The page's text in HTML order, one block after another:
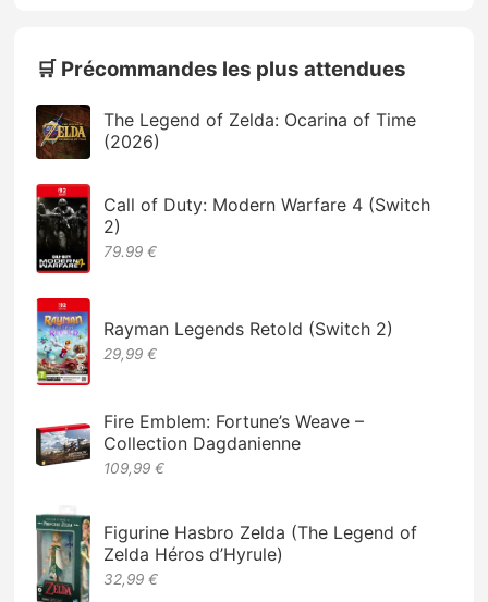
🛒 Précommandes les plus attendues
The Legend of Zelda: Ocarina of Time
(2026)
Call of Duty: Modern Warfare 4 (Switch
2)
79.99 €
Rayman Legends Retold (Switch 2)
29,99 €
Fire Emblem: Fortune’s Weave –
Collection Dagdanienne
109,99 €
Figurine Hasbro Zelda (The Legend of
Zelda Héros d’Hyrule)
32,99 €